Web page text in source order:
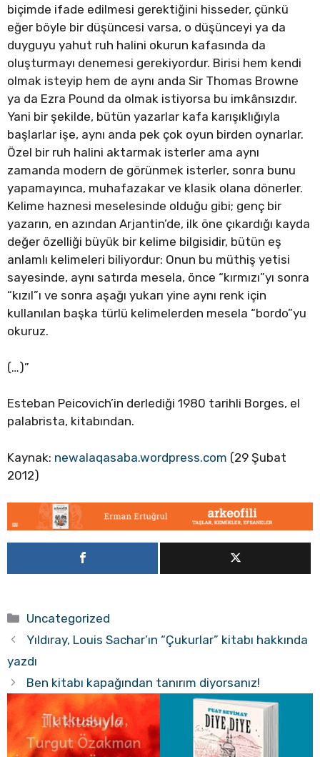
biçimde ifade edilmesi gerektiğini hisseder, çünkü
eğer böyle bir düşüncesi varsa, o düşünceyi ya da
duyguyu yahut ruh halini okurun kafasında da
oluşturmayı denemesi gerekiyordur. Birisi hem kendi
olmak isteyip hem de aynı anda Sir Thomas Browne
ya da Ezra Pound da olmak istiyorsa bu imkânsızdır.
Yani bir şekilde, bütün yazarlar kafa karışıklığıyla
başlarlar işe, aynı anda pek çok oyun birden oynarlar.
Özel bir ruh halini aktarmak isterler ama aynı
zamanda modern de görünmek isterler, sonra bunu
yapamayınca, muhafazakar ve klasik olana dönerler.
Kelime haznesi meselesinde olduğu gibi; genç bir
yazarın, en azından Arjantin’de, ilk öne çıkardığı kayda
değer özelliği büyük bir kelime bilgisidir, bütün eş
anlamlı kelimeleri biliyordur: Onun bu müthiş yetisi
sayesinde, aynı satırda mesela, önce “kırmızı”yı sonra
“kızıl”ı ve sonra aşağı yukarı yine aynı renk için
kullanılan başka türlü kelimelerden mesela “bordo”yu
okuruz.
(…)”
Esteban Peicovich’in derlediği 1980 tarihli Borges, el
palabrista, kitabından.
Kaynak: newalaqasaba.wordpress.com (29 Şubat
2012)
Kategoriler
Uncategorized
Yıldıray, Louis Sachar’ın “Çukurlar” kitabı hakkında
yazdı
Ben kitabı kapağından tanırım diyorsanız!